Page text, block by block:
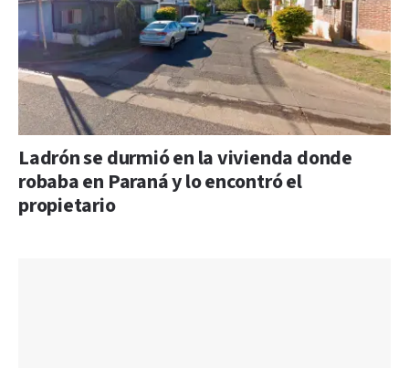
Ladrón se durmió en la vivienda donde
robaba en Paraná y lo encontró el
propietario